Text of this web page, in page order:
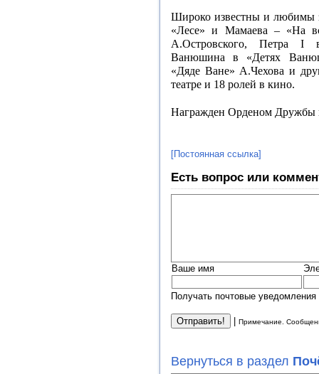
Широко известны и любимы
«Лесе» и Мамаева – «На
А.Островского, Петра I в
Ванюшина в «Детях
«Дяде Ване» А.Чехова и
театре и 18 ролей в кино.
Награжден Орденом Дружбы
[Постоянная ссылка]
Есть вопрос или
Ваше имя
Получать почтовые
Примечание.
Вернуться в раздел